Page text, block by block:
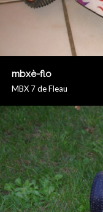
mbxè-flo
MBX 7 de Fleau